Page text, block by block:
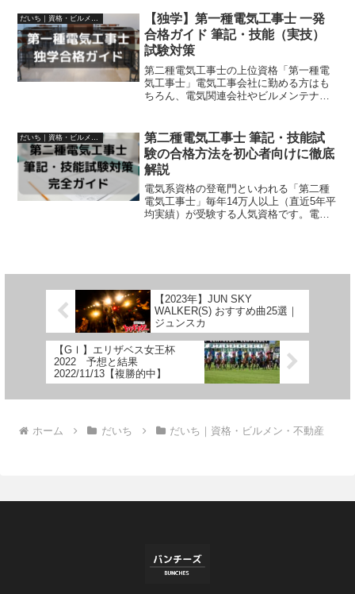
が忙しすぎるため、別の業種に転職した
い どんな業種でも...
だいち｜資格・ビルメン・不動産
【独学】第一種電気工事士 一発
合格ガイド 筆記・技能（実技）
試験対策
第二種電気工事士の上位資格「第一種電
気工事士」電気工事会社に勤める方はも
ちろん、電気関連会社やビルメンテナン
野で役に立つ資格です。・第二種電気工
事士からステップアップし...
第二種電気工事士 筆記・技能試
験の合格方法を初心者向けに徹底
解説
電気系資格の登竜門といわれる「第二種
電気工事士」毎年14万人以上（直近5年平
均実績）が受験する人気資格です。電気
【2023年】JUN SKY
WALKER(S) おすすめ曲25選｜
ジュンスカ
【GⅠ】エリザベス女王杯
2022 予想と結果
2022/11/13【複勝的中】
ホーム だいち だいち｜資格・ビルメン・不動産